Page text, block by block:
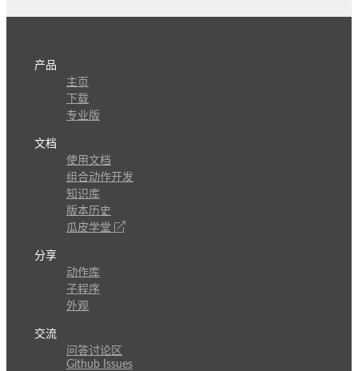
产品
主页
下载
专业版
文档
使用文档
组合动作开发
知识库
版本历史
瓜皮学堂
分享
动作库
子程序
外观
交流
问答讨论区
Github Issues